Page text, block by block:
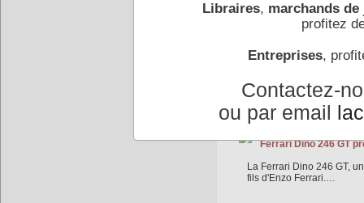
Dans l'Amérique de
et l'avenir, mais aussi le
Ferrari Dino 246 GT
La Ferrari Dino 246 GT,
fils d'Enzo Ferrari.…
Libraires, marchands de
profitez
Entreprises,
Contactez-
ou par email